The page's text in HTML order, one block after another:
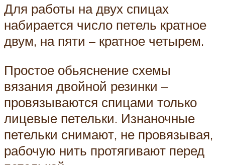
Для работы на двух спицах
набирается число петель кратное
двум, на пяти – кратное четырем.
Простое обьяснение схемы
вязания двойной резинки –
провязываются спицами только
лицевые петельки. Изнаночные
петельки снимают, не провязывая,
рабочую нить протягивают перед